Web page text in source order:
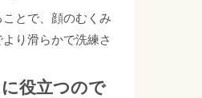
とで、顔のむくみ
り滑らかで洗練さ
役立つので